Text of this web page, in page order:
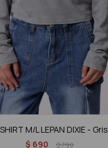
M/L LEPAN DIXIE - Gris
$ 690 $790